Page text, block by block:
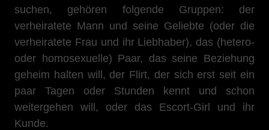
suchen, gehören folgende Gruppen: der
verheiratete Mann und seine Geliebte (oder die
verheiratete Frau und ihr Liebhaber), das (hetero-
oder homosexuelle) Paar, das seine Beziehung
geheim halten will, der Flirt, der sich erst seit ein
paar Tagen oder Stunden kennt und schon
weitergehen will, oder das Escort-Girl und ihr
Kunde.